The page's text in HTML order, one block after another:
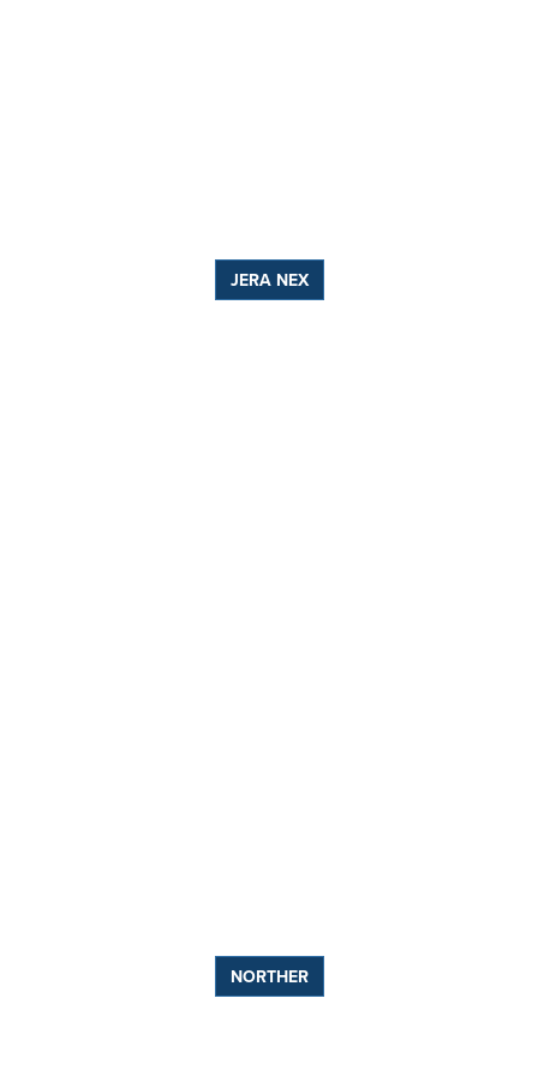
JERA NEX
NORTHER